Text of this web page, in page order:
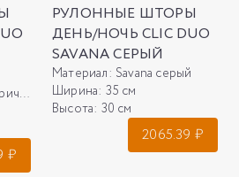
₽
РУЛОННЫЕ ШТОРЫ
ДЕНЬ/НОЧЬ CLIC DUO
SAVANA СЕРЫЙ
Материал: Savana серый
Ширина: 35 см
Высота: 30 см
2065.39 ₽